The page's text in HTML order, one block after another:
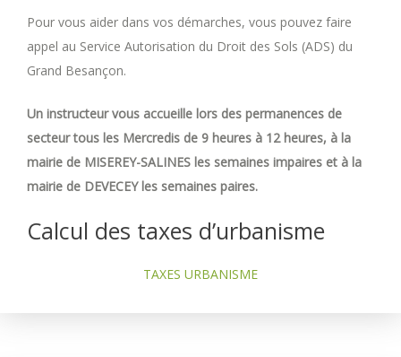
Pour vous aider dans vos démarches, vous pouvez faire
appel au Service Autorisation du Droit des Sols (ADS) du
Grand Besançon.
Un instructeur vous accueille lors des permanences de
secteur tous les Mercredis de 9 heures à 12 heures, à la
mairie de MISEREY-SALINES les semaines impaires et à la
mairie de DEVECEY les semaines paires.
Calcul des taxes d’urbanisme
TAXES URBANISME